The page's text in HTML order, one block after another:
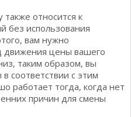
также относится к
без использования
вам нужно
движения цены вашего
таким образом, вы
соответствии с этим
работает тогда, когда нет
причин для смены